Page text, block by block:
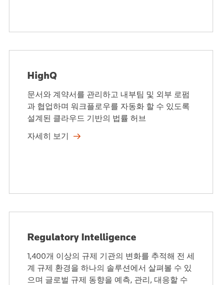
HighQ
문서와 계약서를 관리하고 내부팀 및 외부 로펌
과 협업하며 워크플로우를 자동화 할 수 있도록
설계된 클라우드 기반의 법률 허브
자세히 보기
Regulatory Intelligence
1,400개 이상의 규제 기관의 변화를 추적해 전 세
계 규제 환경을 하나의 솔루션에서 살펴볼 수 있
으며 글로벌 규제 동향을 예측, 관리, 대응할 수